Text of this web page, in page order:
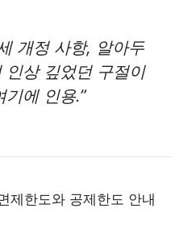
개정 사항, 알아두
상 깊었던 구절이
에 인용.”